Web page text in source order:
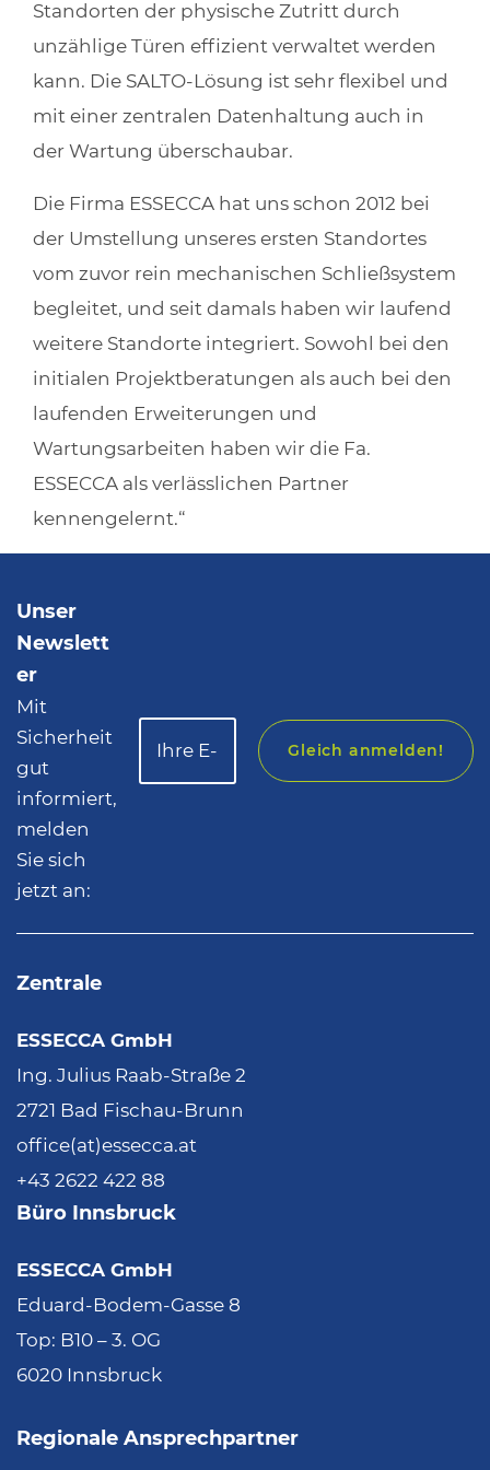
Standorten der physische Zutritt durch
unzählige Türen effizient verwaltet werden
kann. Die SALTO-Lösung ist sehr flexibel und
mit einer zentralen Datenhaltung auch in
der Wartung überschaubar.
Die Firma ESSECCA hat uns schon 2012 bei
der Umstellung unseres ersten Standortes
vom zuvor rein mechanischen Schließsystem
begleitet, und seit damals haben wir laufend
weitere Standorte integriert. Sowohl bei den
initialen Projektberatungen als auch bei den
laufenden Erweiterungen und
Wartungsarbeiten haben wir die Fa.
ESSECCA als verlässlichen Partner
kennengelernt.“
Unser
Newslett
er
Mit
Sicherheit
gut
informiert,
melden
Sie sich
jetzt an:
Gleich anmelden!
Zentrale
ESSECCA GmbH
Ing. Julius Raab-Straße 2
2721 Bad Fischau-Brunn
office(at)essecca.at
+43 2622 422 88
Büro Innsbruck
ESSECCA GmbH
Eduard-Bodem-Gasse 8
Top: B10 – 3. OG
6020 Innsbruck
Regionale Ansprechpartner